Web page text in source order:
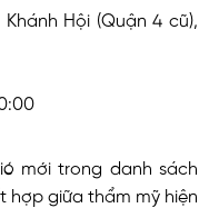
Hội (Quận 4 cũ),
mới trong danh sách
hợp giữa thẩm mỹ hiện